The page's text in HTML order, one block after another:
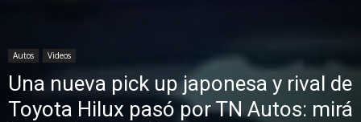
Autos Videos
Una nueva pick up japonesa y rival de
Toyota Hilux pasó por TN Autos: mirá